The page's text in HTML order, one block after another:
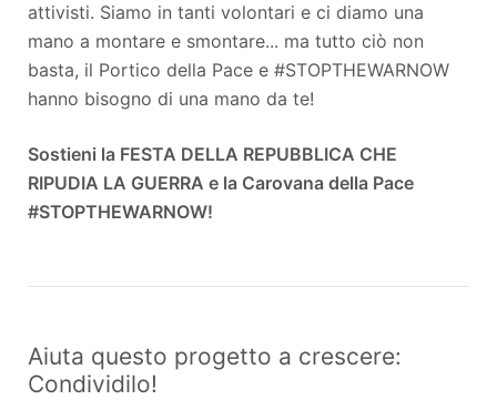
attivisti. Siamo in tanti volontari e ci diamo una
mano a montare e smontare... ma tutto ciò non
basta, il Portico della Pace e #STOPTHEWARNOW
hanno bisogno di una mano da te!
Sostieni la FESTA DELLA REPUBBLICA CHE
RIPUDIA LA GUERRA e la Carovana della Pace
#STOPTHEWARNOW!
Aiuta questo progetto a crescere:
Condividilo!